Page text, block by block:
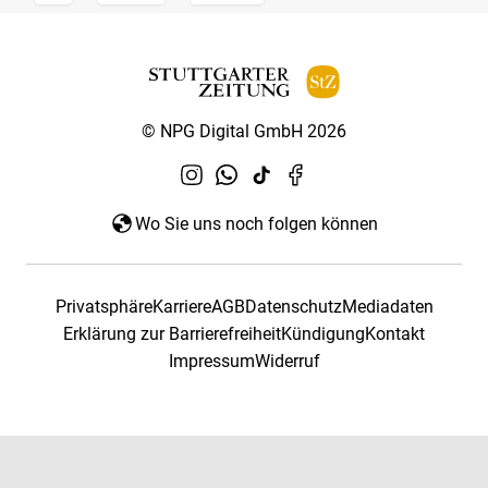
© NPG Digital GmbH 2026
Wo Sie uns noch folgen können
PrivatsphäreKarriereAGBDatenschutzMediadaten
Erklärung zur BarrierefreiheitKündigungKontakt
ImpressumWiderruf